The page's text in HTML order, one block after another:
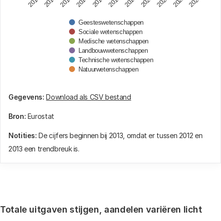
Geesteswetenschappen
Sociale wetenschappen
Medische wetenschappen
Landbouwwetenschappen
Technische wetenschappen
Natuurwetenschappen
Gegevens: Download als CSV bestand
Bron: Eurostat
Notities: De cijfers beginnen bij 2013, omdat er tussen 2012 en
2013 een trendbreuk is.
Totale uitgaven stijgen, aandelen variëren licht